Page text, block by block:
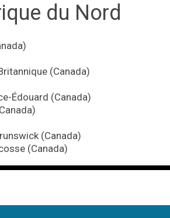
du Nord
(Canada)
Édouard (Canada)
(Canada)
(Canada)